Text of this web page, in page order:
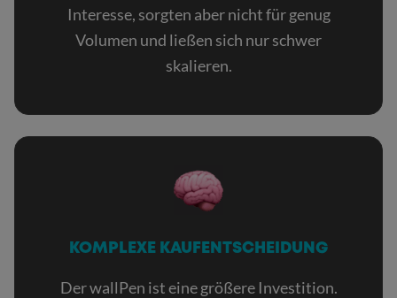
Interesse, sorgten aber nicht für genug
Volumen und ließen sich nur schwer
skalieren.
KOMPLEXE KAUFENTSCHEIDUNG
Der wallPen ist eine größere Investition.